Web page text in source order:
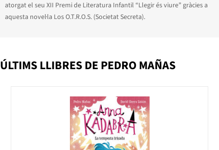
atorgat el seu XII Premi de Literatura Infantil “Llegir és viure” gràcies a
aquesta novel·la Los O.T.R.O.S. (Societat Secreta).
ÚLTIMS LLIBRES DE PEDRO MAÑAS